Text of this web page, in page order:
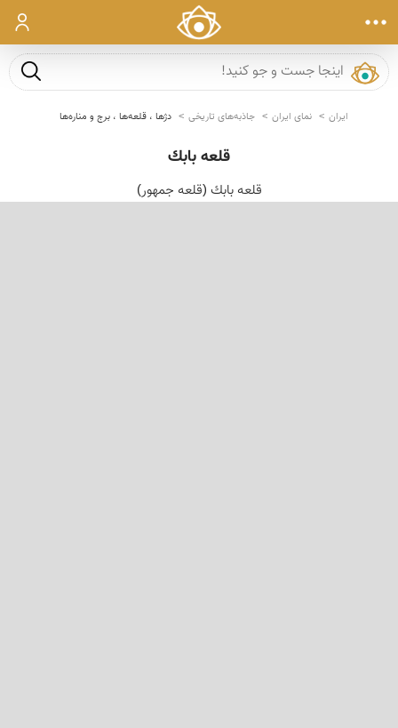
ورود
جست و
ایران نمای ایران جاذبه‌های تاریخی دژها ، قلعه‌ها ، برج و مناره‌ها
قلعه بابك
قلعه بابك (قلعه جمهور)